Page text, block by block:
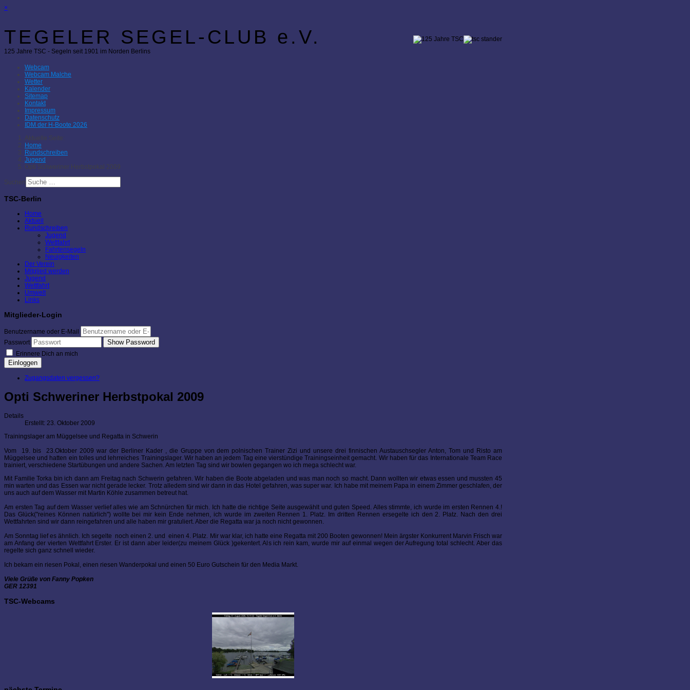
×
TEGELER SEGEL-CLUB e.V.
125 Jahre TSC - Segeln seit 1901 im Norden Berlins
Webcam
Webcam Malche
Wetter
Kalender
Sitemap
Kontakt
Impressum
Datenschutz
IDM der H-Boote 2026
Aktuelle Seite:
Home
Rundschreiben
Jugend
Opti Schweriner Herbstpokal 2009
Suchen
TSC-Berlin
Home
Aktuell
Rundschreiben
Jugend
Wettfahrt
Fahrtensegeln
Neuigkeiten
Der Verein
Mitglied werden
Jugend
Wettfahrt
Umwelt
Links
Mitglieder-Login
Benutzername oder E-Mail
Passwort
Show Password
Erinnere Dich an mich
Einloggen
Zugangsdaten vergessen?
Opti Schweriner Herbstpokal 2009
Details
Erstellt: 23. Oktober 2009
Trainingslager am Müggelsee und Regatta in Schwerin
Vom 19. bis 23.Oktober 2009 war der Berliner Kader , die Gruppe von dem polnischen Trainer Zizi und unsere drei finnischen Austauschsegler Anton, Tom und Risto am
Müggelsee und hatten ein tolles und lehrreiches Trainingslager. Wir haben an jedem Tag eine vierstündige Trainingseinheit gemacht. Wir haben für das Internationale Team Race
trainiert, verschiedene Startübungen und andere Sachen. Am letzten Tag sind wir bowlen gegangen wo ich mega schlecht war.
Mit Familie Torka bin ich dann am Freitag nach Schwerin gefahren. Wir haben die Boote abgeladen und was man noch so macht. Dann wollten wir etwas essen und mussten 45
min warten und das Essen war nicht gerade lecker. Trotz alledem sind wir dann in das Hotel gefahren, was super war. Ich habe mit meinem Papa in einem Zimmer geschlafen, der
uns auch auf dem Wasser mit Martin Köhle zusammen betreut hat.
Am ersten Tag auf dem Wasser verlief alles wie am Schnürchen für mich. Ich hatte die richtige Seite ausgewählt und guten Speed. Alles stimmte, ich wurde im ersten Rennen 4.!
Das Glück("reines Können natürlich") wollte bei mir kein Ende nehmen, ich wurde im zweiten Rennen 1. Platz. Im dritten Rennen ersegelte ich den 2. Platz. Nach den drei
Wettfahrten sind wir dann reingefahren und alle haben mir gratuliert. Aber die Regatta war ja noch nicht gewonnen.
Am Sonntag lief es ähnlich. Ich segelte noch einen 2. und einen 4. Platz. Mir war klar, ich hatte eine Regatta mit 200 Booten gewonnen! Mein ärgster Konkurrent Marvin Frisch war
am Anfang der vierten Wettfahrt Erster. Er ist dann aber leider(zu meinem Glück )gekentert. Als ich rein kam, wurde mir auf einmal wegen der Aufregung total schlecht. Aber das
regelte sich ganz schnell wieder.
Ich bekam ein riesen Pokal, einen riesen Wanderpokal und einen 50 Euro Gutschein für den Media Markt.
Viele Grüße von Fanny Popken
GER 12391
TSC-Webcams